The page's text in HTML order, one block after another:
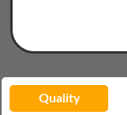
Quality